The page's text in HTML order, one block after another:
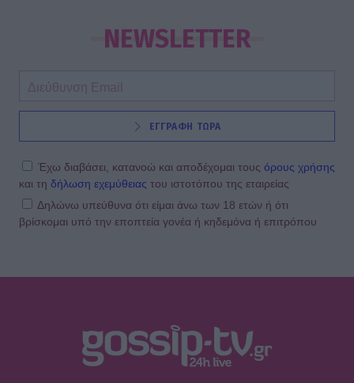
NEWSLETTER
ΕΓΓΡΑΦΗ ΤΩΡΑ
Έχω διαβάσει, κατανοώ και αποδέχομαι τους όρους χρήσης
και τη δήλωση εχεμύθειας του ιστοτόπου της εταιρείας
Δηλώνω υπεύθυνα ότι είμαι άνω των 18 ετών ή ότι
βρίσκομαι υπό την εποπτεία γονέα ή κηδεμόνα ή επιτρόπου